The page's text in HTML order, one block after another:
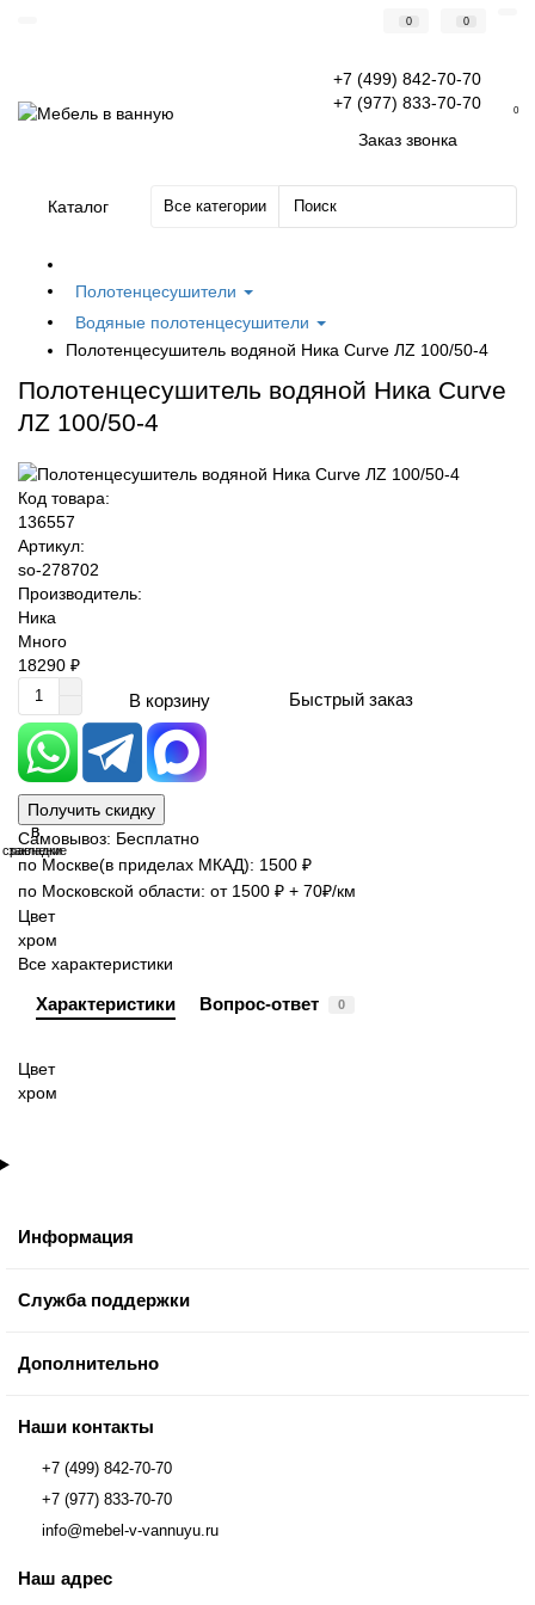
0 0
+7 (499) 842-70-70
+7 (977) 833-70-70
Заказ звонка
0
Каталог Все категории
Полотенцесушители
Водяные полотенцесушители
Полотенцесушитель водяной Ника Curve ЛZ 100/50-4
Полотенцесушитель водяной Ника Curve
ЛZ 100/50-4
Код товара:
136557
Артикул:
so-278702
Производитель:
Ника
Много
18290 ₽
В корзину Быстрый заказ
Получить скидку
В
закладки
В
сравнение
Самовывоз: Бесплатно
по Москве(в приделах МКАД): 1500 ₽
по Московской области: от 1500 ₽ + 70₽/км
Цвет
хром
Все характеристики
Характеристики Вопрос-ответ 0
Цвет
хром
Информация
Служба поддержки
Дополнительно
Наши контакты
+7 (499) 842-70-70
+7 (977) 833-70-70
info@mebel-v-vannuyu.ru
Наш адрес